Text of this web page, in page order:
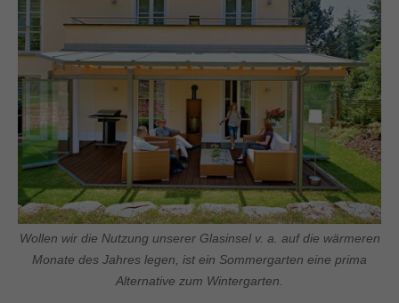
Wollen wir die Nutzung unserer Glasinsel v. a. auf die wärmeren
Monate des Jahres legen, ist ein Sommergarten eine prima
Alternative zum Wintergarten.